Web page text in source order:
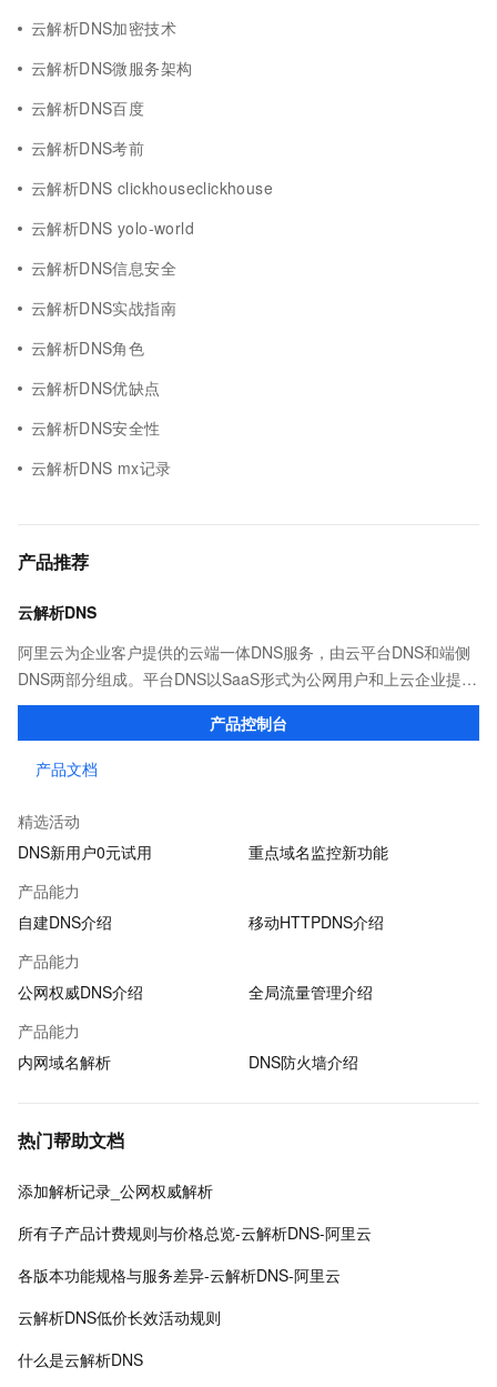
云解析DNS加密技术
云解析DNS微服务架构
云解析DNS百度
云解析DNS考前
云解析DNS clickhouseclickhouse
云解析DNS yolo-world
云解析DNS信息安全
云解析DNS实战指南
云解析DNS角色
云解析DNS优缺点
云解析DNS安全性
云解析DNS mx记录
产品推荐
云解析DNS
阿里云为企业客户提供的云端一体DNS服务，由云平台DNS和端侧
DNS两部分组成。平台DNS以SaaS形式为公网用户和上云企业提供
高效稳定的域名解析服务；端侧DNS则通过自建DNS软件及移动端
SDK，满足企业多种场景下的解析需求。
产品控制台
产品文档
精选活动
DNS新用户0元试用
重点域名监控新功能
产品能力
自建DNS介绍
移动HTTPDNS介绍
产品能力
公网权威DNS介绍
全局流量管理介绍
产品能力
内网域名解析
DNS防火墙介绍
热门帮助文档
添加解析记录_公网权威解析
所有子产品计费规则与价格总览-云解析DNS-阿里云
各版本功能规格与服务差异-云解析DNS-阿里云
云解析DNS低价长效活动规则
什么是云解析DNS